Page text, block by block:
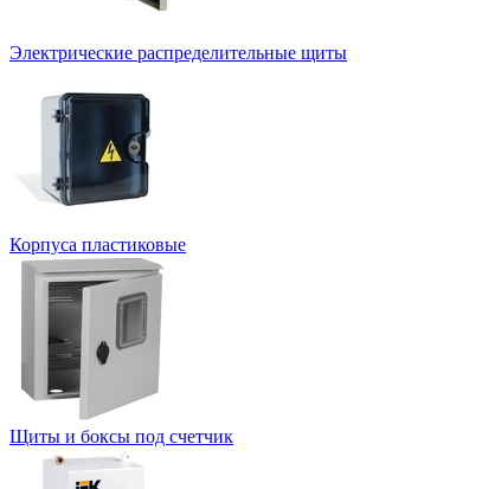
Электрические распределительные щиты
Корпуса пластиковые
Щиты и боксы под счетчик